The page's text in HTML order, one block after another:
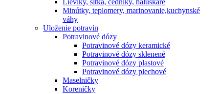
Lieviky, sitká, cedníky, haluškáre
Minútky, teplomery, marinovanie,kuchynské
váhy
Uloženie potravín
Potravinové dózy
Potravinové dózy keramické
Potravinové dózy sklenené
Potravinové dózy plastové
Potravinové dózy plechové
Maselničky
Koreničky